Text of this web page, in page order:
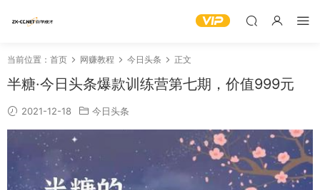
当前位置： 首页 网赚教程 今日头条 正文
半糖·今日头条爆款训练营第七期，价值999元
2021-12-18 今日头条